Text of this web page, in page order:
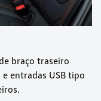
braço traseiro
entradas USB tipo